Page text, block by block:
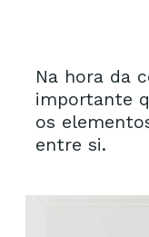
Na hora da
importante
os
entre si.